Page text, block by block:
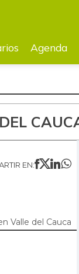
Videos
Agenda
EN:
Valle del Cauca